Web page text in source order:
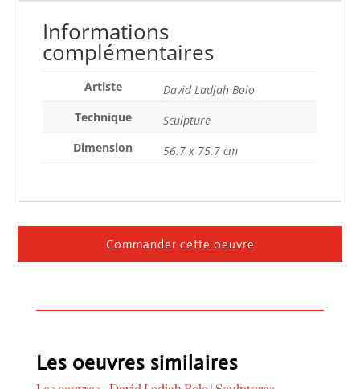
Informations
complémentaires
Artiste
David Ladjah Bolo
Technique
Sculpture
Dimension
56.7 x 75.7 cm
Commander cette oeuvre
Les oeuvres similaires